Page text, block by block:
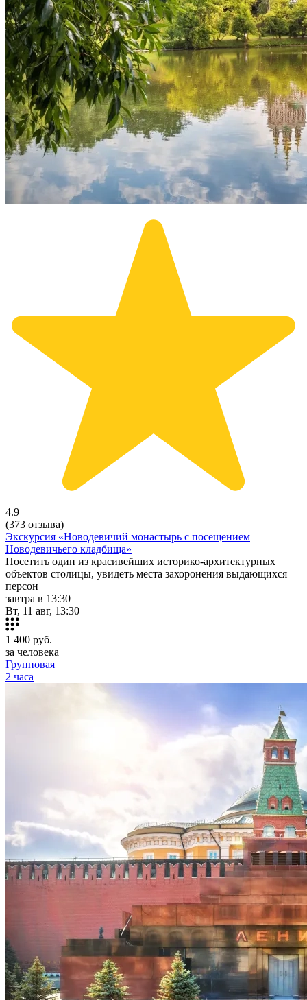
4.9
(373 отзыва)
Экскурсия «Новодевичий монастырь с посещением
Новодевичьего кладбища»
Посетить один из красивейших историко-архитектурных
объектов столицы, увидеть места захоронения выдающихся
персон
завтра в 13:30
Вт, 11 авг, 13:30
1 400 руб.
за человека
Групповая
2 часа